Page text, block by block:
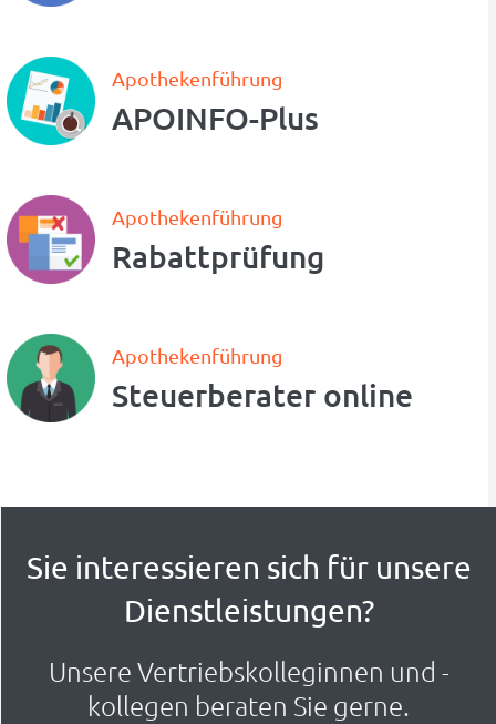
Apothekenführung
APOINFO-Plus
Apothekenführung
Rabattprüfung
Apothekenführung
Steuerberater online
Sie interessieren sich für unsere
Dienstleistungen?
Unsere Vertriebskolleginnen und -
kollegen beraten Sie gerne.